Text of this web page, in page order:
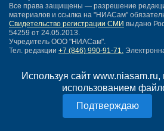
Используя сайт
использованием
Все права защищены — разрешение
материалов и ссылка на "НИАСам"
Свидетельство регистрации СМИ выдано
54259 от 24.05.2013.
Учредитель ООО "НИАСам".
Тел. редакции +7 (846) 990-91-71.
Карта сайта
Нашли ошибку?
Политика конфиденциальности
Согласие на обработку персональных данных